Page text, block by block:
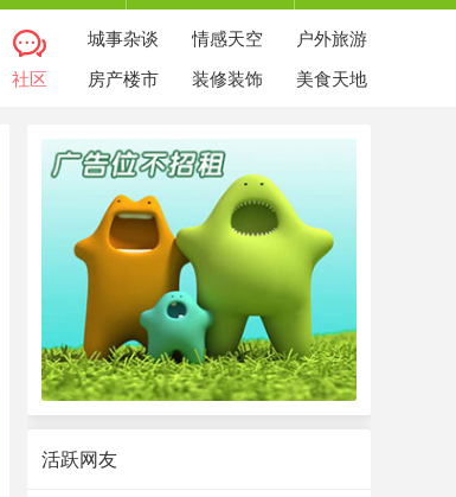
社区
城事杂谈 情感天空
户外旅游
房产楼市
装修装饰 美食天地
活跃网友